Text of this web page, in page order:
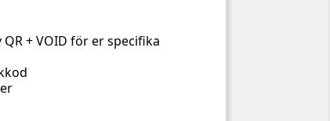
+ VOID för er specifika